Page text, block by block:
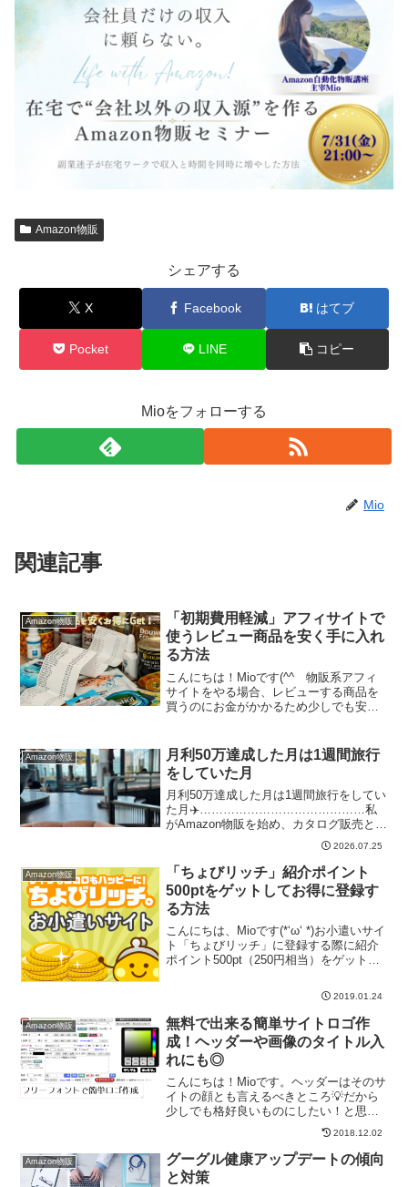
Amazon物販
シェアする
X Facebook はてブ
Pocket LINE コピー
Mioをフォローする
Mio
関連記事
Amazon物販
「初期費用軽減」アフィサイトで
使うレビュー商品を安く手に入れ
る方法
こんにちは！Mioです(^^ゞ物販系アフィ
サイトをやる場合、レビューする商品を
買うのにお金がかかるため少しでも安く
金がかかると、ちょっと厳しいですよね
(;'∀')特に、...
Amazon物販
月利50万達成した月は1週間旅行
をしていた月
月利50万達成した月は1週間旅行をしてい
た月✈️……………………………………私
がAmazon物販を始め、カタログ販売とい
う手法で月利50万を突破した月は、1週間
旅行に出かけていた月🧳旅行中は自分の
作業は一切なく、パソコンを触ることす
らなかっ...
2026.07.25
Amazon物販
「ちょびリッチ」紹介ポイント
500ptをゲットしてお得に登録す
る方法
こんにちは、Mioです(*‘ω‘ *)お小遣いサイ
ト「ちょびリッチ」に登録する際に紹介
ポイント500pt（250円相当）をゲットす
す。※1pt＝0.5円換算色々なポイントサ
イトがありますが、ちょびリッチはズ...
2019.01.24
Amazon物販
無料で出来る簡単サイトロゴ作
成！ヘッダーや画像のタイトル入
れにも◎
こんにちは！Mioです。ヘッダーはそのサ
イトの顔とも言えるべきところ💡だから
少しでも格好良いものにしたい！と思う
人も多いのでは？('ω')ノ素敵なヘッダーに
なったらその分愛着もわきますよね✨で
も、プロに頼むのであればそれなりにお
金もかかって...
2018.12.02
Amazon物販
グーグル健康アップデートの傾向
と対策